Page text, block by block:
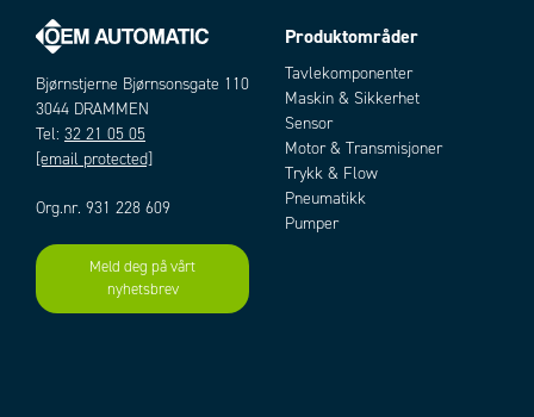
Materiale PVC
Artikler
Add to existing cart row
Bjørnstjerne Bjørnsonsgate 110
3044 DRAMMEN
Tel: 32 21 05 05
[email protected]
Org.nr. 931 228 609
Meld deg på vårt
nyhetsbrev
Produktområder
Tavlekomponenter
Maskin & Sikkerhet
Sensor
Motor & Transmisjoner
Trykk & Flow
Pneumatikk
Pumper